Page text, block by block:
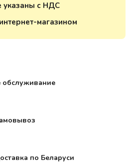
указаны с НДС
магазином
обслуживание
по Беларуси